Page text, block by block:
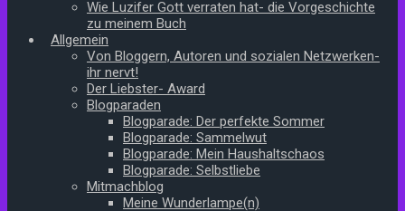
Wie Luzifer Gott verraten hat- die Vorgeschichte
zu meinem Buch
Allgemein
Von Bloggern, Autoren und sozialen Netzwerken-
ihr nervt!
Der Liebster- Award
Blogparaden
Blogparade: Der perfekte Sommer
Blogparade: Sammelwut
Blogparade: Mein Haushaltschaos
Blogparade: Selbstliebe
Mitmachblog
Meine Wunderlampe(n)